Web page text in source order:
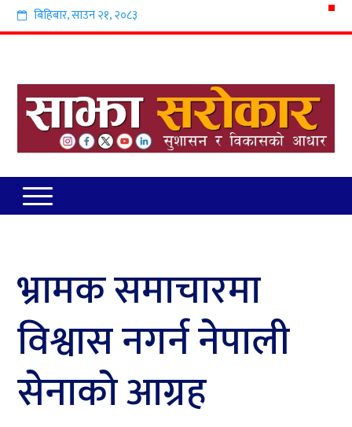
बिहिबार,साउन२१,२०८३
भ्रामक समाचारमा
विश्वास नगर्न नेपाली
सेनाको आग्रह